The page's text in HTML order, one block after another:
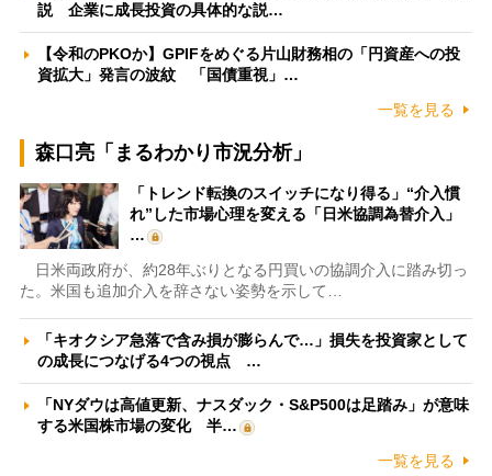
説 企業に成長投資の具体的な説…
【令和のPKOか】GPIFをめぐる片山財務相の「円資産への投
資拡大」発言の波紋 「国債重視」…
一覧を見る
森口亮「まるわかり市況分析」
「トレンド転換のスイッチになり得る」“介入慣
れ”した市場心理を変える「日米協調為替介入」
…
日米両政府が、約28年ぶりとなる円買いの協調介入に踏み切っ
た。米国も追加介入を辞さない姿勢を示して…
「キオクシア急落で含み損が膨らんで…」損失を投資家として
の成長につなげる4つの視点 …
「NYダウは高値更新、ナスダック・S&P500は足踏み」が意味
する米国株市場の変化 半…
一覧を見る